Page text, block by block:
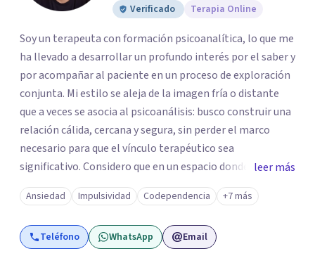
Verificado Terapia Online
Soy un terapeuta con formación psicoanalítica, lo que me
ha llevado a desarrollar un profundo interés por el saber y
por acompañar al paciente en un proceso de exploración
conjunta. Mi estilo se aleja de la imagen fría o distante
que a veces se asocia al psicoanálisis: busco construir una
relación cálida, cercana y segura, sin perder el marco
necesario para que el vínculo terapéutico sea
significativo. Considero que en un espacio donde uno
puede sentirse acompañado y escuchado, es posible
mirar con honestidad cómo nos vinculamos afuera, qué se
repite, qué duele, y qué puede transformarse. En mi
consultorio hay lugar para todo: risas, tristezas, enojos y
leer más
Ansiedad Impulsividad Codependencia +7 más
Teléfono WhatsApp Email